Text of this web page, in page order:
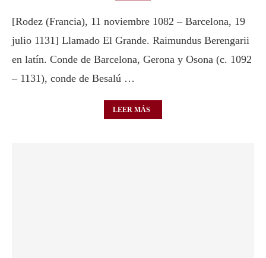
[Rodez (Francia), 11 noviembre 1082 – Barcelona, 19
julio 1131] Llamado El Grande. Raimundus Berengarii
en latín. Conde de Barcelona, Gerona y Osona (c. 1092
– 1131), conde de Besalú …
LEER MÁS